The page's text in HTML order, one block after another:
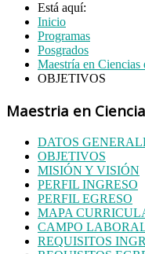
Está aquí:
Inicio
Programas
Posgrados
Maestría en
OBJETIVOS
Maestria en
DATOS
OBJETIVOS
MISIÓN Y VISIÓN
PERFIL INGRESO
PERFIL EGRESO
MAPA
CAMPO
REQUISITOS